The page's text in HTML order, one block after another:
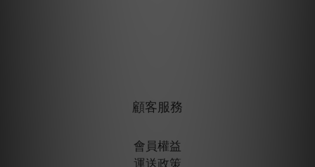
顧客服務
會員權益
運送政策